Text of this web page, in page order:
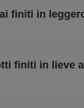
finiti in
finiti in lieve